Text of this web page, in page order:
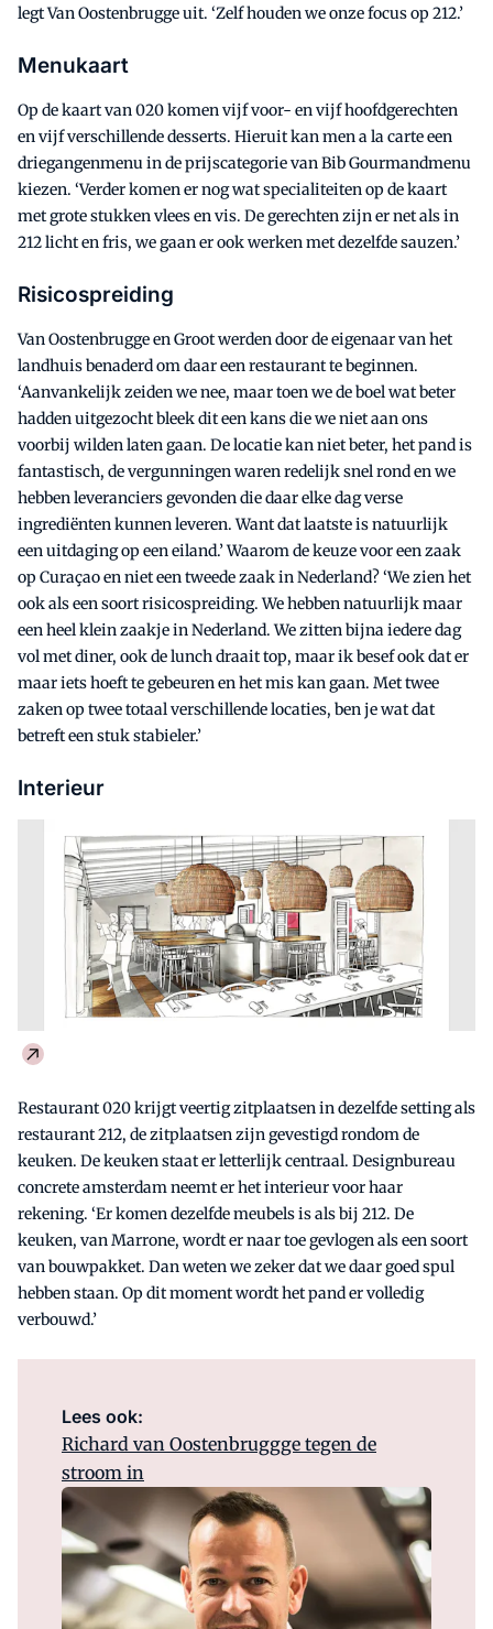
legt Van Oostenbrugge uit. ‘Zelf houden we onze focus op 212.’
Menukaart
Op de kaart van 020 komen vijf voor- en vijf hoofdgerechten
en vijf verschillende desserts. Hieruit kan men a la carte een
driegangenmenu in de prijscategorie van Bib Gourmandmenu
kiezen. ‘Verder komen er nog wat specialiteiten op de kaart
met grote stukken vlees en vis. De gerechten zijn er net als in
212 licht en fris, we gaan er ook werken met dezelfde sauzen.’
Risicospreiding
Van Oostenbrugge en Groot werden door de eigenaar van het
landhuis benaderd om daar een restaurant te beginnen.
‘Aanvankelijk zeiden we nee, maar toen we de boel wat beter
hadden uitgezocht bleek dit een kans die we niet aan ons
voorbij wilden laten gaan. De locatie kan niet beter, het pand is
fantastisch, de vergunningen waren redelijk snel rond en we
hebben leveranciers gevonden die daar elke dag verse
ingrediënten kunnen leveren. Want dat laatste is natuurlijk
een uitdaging op een eiland.’ Waarom de keuze voor een zaak
op Curaçao en niet een tweede zaak in Nederland? ‘We zien het
ook als een soort risicospreiding. We hebben natuurlijk maar
een heel klein zaakje in Nederland. We zitten bijna iedere dag
vol met diner, ook de lunch draait top, maar ik besef ook dat er
maar iets hoeft te gebeuren en het mis kan gaan. Met twee
zaken op twee totaal verschillende locaties, ben je wat dat
betreft een stuk stabieler.’
Interieur
Restaurant 020 krijgt veertig zitplaatsen in dezelfde setting als
restaurant 212, de zitplaatsen zijn gevestigd rondom de
keuken. De keuken staat er letterlijk centraal. Designbureau
concrete amsterdam neemt er het interieur voor haar
rekening. ‘Er komen dezelfde meubels is als bij 212. De
keuken, van Marrone, wordt er naar toe gevlogen als een soort
van bouwpakket. Dan weten we zeker dat we daar goed spul
hebben staan. Op dit moment wordt het pand er volledig
verbouwd.’
Lees ook:
Richard van Oostenbruggge tegen de
stroom in